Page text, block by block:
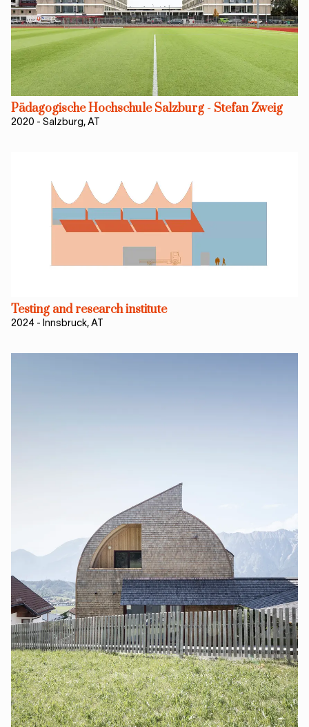
Pädagogische Hochschule Salzburg - Stefan Zweig
2020 - Salzburg, AT
Testing and research institute
2024 - Innsbruck, AT